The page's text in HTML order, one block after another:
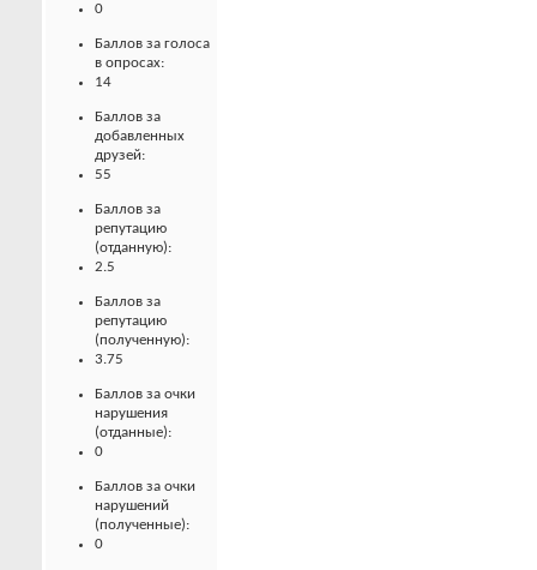
0
Баллов за голоса
в опросах:
14
Баллов за
добавленных
друзей:
55
Баллов за
репутацию
(отданную):
2.5
Баллов за
репутацию
(полученную):
3.75
Баллов за очки
нарушения
(отданные):
0
Баллов за очки
нарушений
(полученные):
0